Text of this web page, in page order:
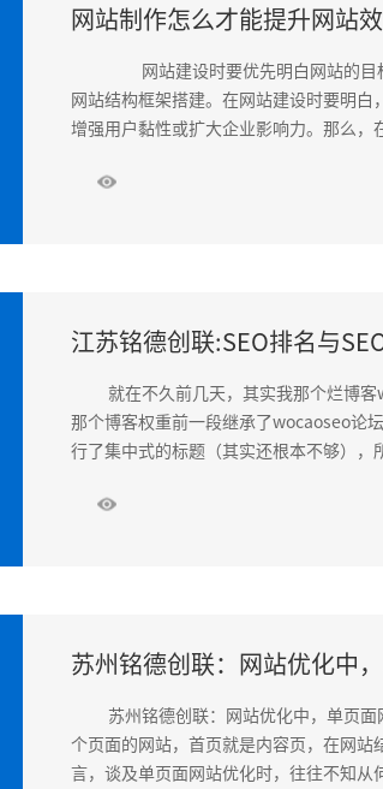
网站制作怎么才能提升网站
网站建设时要优先明白网站的目
网站结构框架搭建。在网站建设时要明
增强用户黏性或扩大企业影响力。那么，
江苏铭德创联:SEO排名与
就在不久前几天，其实我那个烂博
那个博客权重前一段继承了wocaoseo论
行了集中式的标题（其实还根本不够），
苏州铭德创联：网站优化中
苏州铭德创联：网站优化中，单页
个页面的网站，首页就是内容页，在网站
言，谈及单页面网站优化时，往往不知从